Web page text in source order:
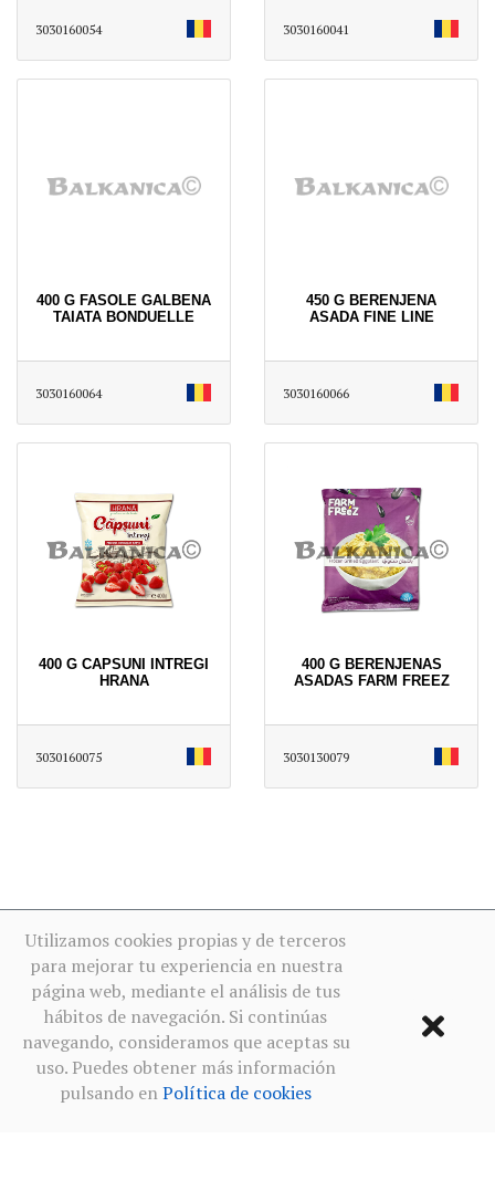
3030160054 3030160041
400 G FASOLE GALBENA
TAIATA BONDUELLE
3030160064
450 G BERENJENA
ASADA FINE LINE
3030160066
400 G CAPSUNI INTREGI
HRANA
3030160075
400 G BERENJENAS
ASADAS FARM FREEZ
3030130079
Utilizamos cookies propias y de terceros
para mejorar tu experiencia en nuestra
página web, mediante el análisis de tus
hábitos de navegación. Si continúas
navegando, consideramos que aceptas su
uso. Puedes obtener más información
pulsando enPolítica de cookies